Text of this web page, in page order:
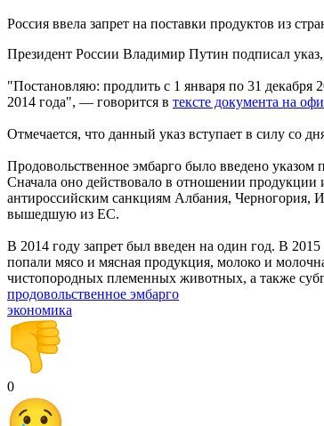
Россия ввела запрет на поставки продуктов из
Президент России Владимир Путин подписал
"Постановляю: продлить с 1 января по 31 декабря
2014 года", — говорится в тексте документа на
Отмечается, что данный указ вступает в силу со
Продовольственное эмбарго было введено указом
Сначала оно действовало в отношении
антироссийским санкциям Албания, Черногория,
вышедшую из ЕС.
В 2014 году запрет был введен на один год. В
попали мясо и мясная продукция, молоко и
чистопородных племенных животных, а также
продовольственное эмбарго
экономика
0